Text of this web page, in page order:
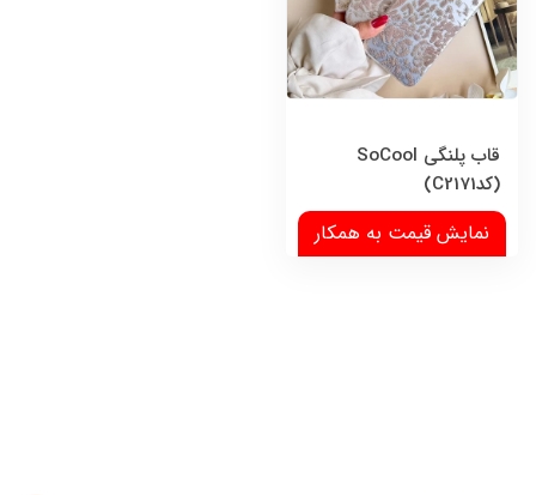
قاب پلنگی SoCool
(کدC2171)
نمایش قیمت به همکار